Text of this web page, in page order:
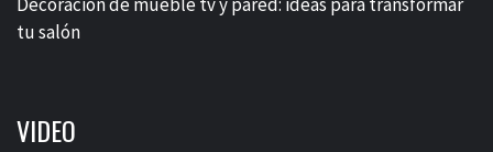
tu salón
VIDEO